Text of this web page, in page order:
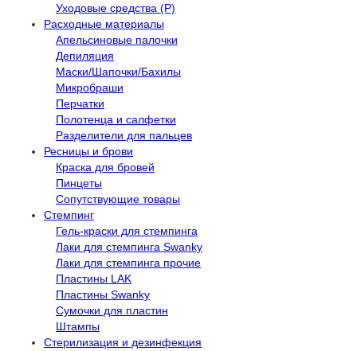
Уходовые средства (Р)
Расходные материалы
Апельсиновые палочки
Депиляция
Маски/Шапочки/Бахилы
Микробраши
Перчатки
Полотенца и салфетки
Разделители для пальцев
Ресницы и брови
Краска для бровей
Пинцеты
Сопутствующие товары
Стемпинг
Гель-краски для стемпинга
Лаки для стемпинга Swanky
Лаки для стемпинга прочие
Пластины LAK
Пластины Swanky
Сумочки для пластин
Штампы
Стерилизация и дезинфекция